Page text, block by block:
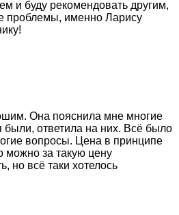
и буду рекомендовать другим,
проблемы, именно Ларису
Она пояснила мне многие
ответила на них. Всё было
вопросы. Цена в принципе
можно за такую цену
но всё таки хотелось